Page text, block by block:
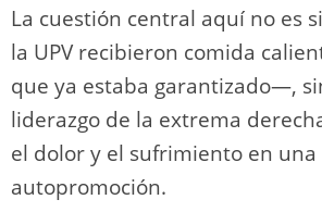
La cuestión central aquí no es
la UPV recibieron comida
que ya estaba garantizado—,
liderazgo de la extrema
el dolor y el sufrimiento en
autopromoción.